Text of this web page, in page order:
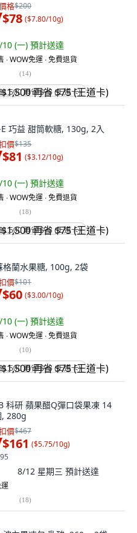
格$200
$78 ($7.80/10g)
(一) 預計送達
∙ WOW免運 ∙ 免費退貨
(14)
再省 $75 (王道卡)
巧益 甜筒軟糖, 130g, 2入
價$135
$81 ($3.12/10g)
(一) 預計送達
∙ WOW免運 ∙ 免費退貨
(18)
再省 $75 (王道卡)
格蘭水果糖, 100g, 2袋
價$101
$60 ($3.00/10g)
(一) 預計送達
∙ WOW免運 ∙ 免費退貨
(10)
再省 $75 (王道卡)
科研 蘋果醋Q彈口袋果凍 14
, 280g
價$467
$161 ($5.75/10g)
8/12 星期三 預計送達
(18)